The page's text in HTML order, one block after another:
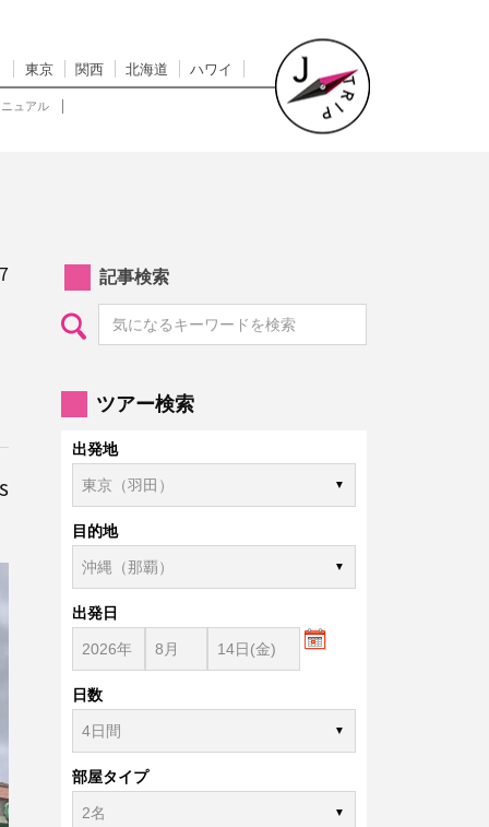
東京 関西 北海道 ハワイ
ュアル
記事検索
ツアー検索
出発地
目的地
出発日
日数
部屋タイプ